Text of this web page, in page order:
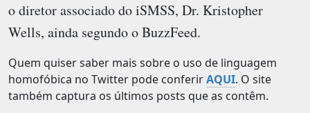
o diretor associado do iSMSS, Dr. Kristopher
Wells, ainda segundo o BuzzFeed.
Quem quiser saber mais sobre o uso de linguagem
homofóbica no Twitter pode conferirAQUI. O site
também captura os últimos posts que as contêm.